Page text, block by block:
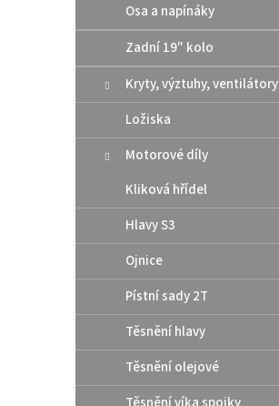
Osa a napínáky
Zadní 19" kolo
Kryty, výztuhy, ventilátory
Ložiska
Motorové díly
Kliková hřídel
Hlavy S3
Ojnice
Pístní sady 2T
Těsnění hlavy
Těsnění olejové